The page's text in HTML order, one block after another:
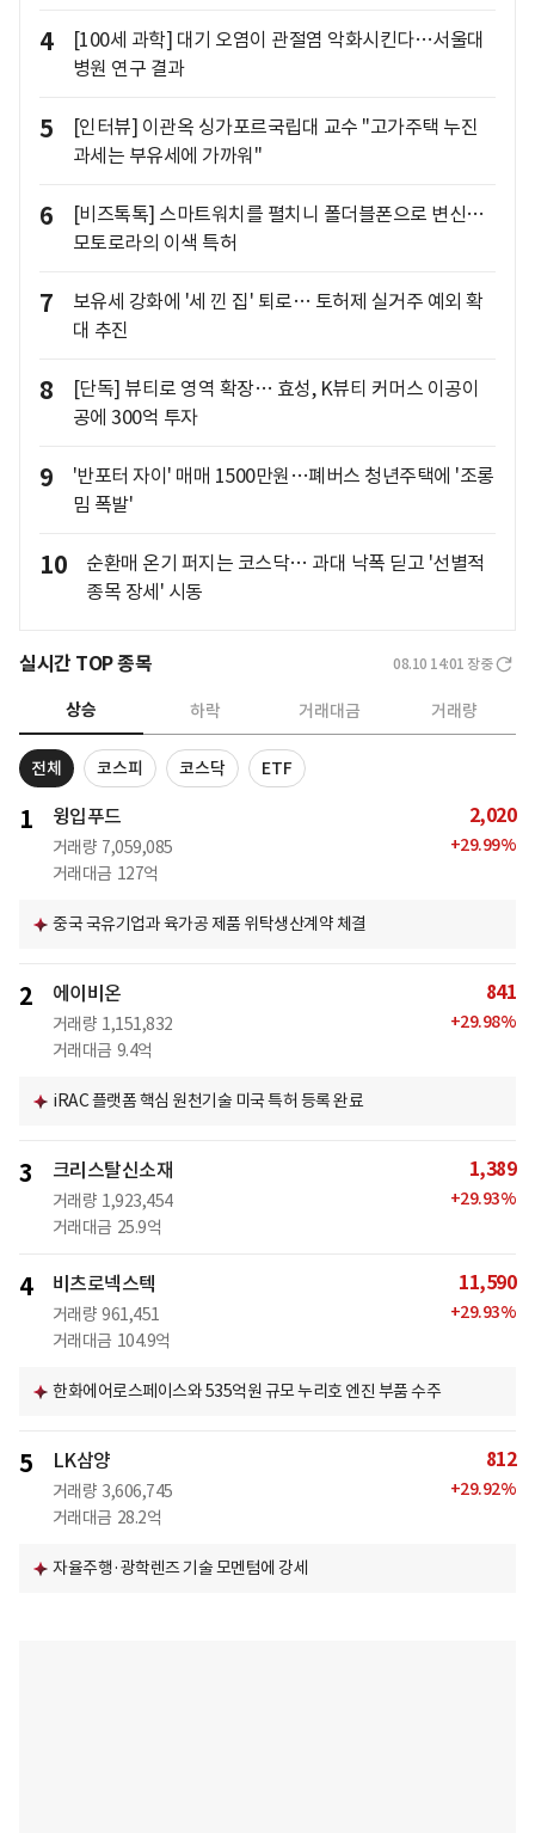
4
[100세 과학] 대기 오염이 관절염 악화시킨다…서울대
병원 연구 결과
5
[인터뷰] 이관옥 싱가포르국립대 교수 "고가주택 누진
과세는 부유세에 가까워"
6
[비즈톡톡] 스마트워치를 펼치니 폴더블폰으로 변신…
모토로라의 이색 특허
7
보유세 강화에 '세 낀 집' 퇴로… 토허제 실거주 예외 확
대 추진
8
[단독] 뷰티로 영역 확장… 효성, K뷰티 커머스 이공이
공에 300억 투자
9
'반포터 자이' 매매 1500만원…폐버스 청년주택에 '조롱
밈 폭발'
10
순환매 온기 퍼지는 코스닥… 과대 낙폭 딛고 '선별적
종목 장세' 시동
실시간 TOP 종목 08.10 14:01 장중
상승 하락 거래대금 거래량
전체 코스피 코스닥 ETF
1 윙입푸드
거래량 7,059,085
거래대금 127억
2,020
+29.99%
중국 국유기업과 육가공 제품 위탁생산계약 체결
2 에이비온
거래량 1,151,832
거래대금 9.4억
841
+29.98%
iRAC 플랫폼 핵심 원천기술 미국 특허 등록 완료
3 크리스탈신소재
거래량 1,923,454
거래대금 25.9억
1,389
+29.93%
4 비츠로넥스텍
거래량 961,451
거래대금 104.9억
11,590
+29.93%
한화에어로스페이스와 535억원 규모 누리호 엔진 부품 수주
5 LK삼양
거래량 3,606,745
거래대금 28.2억
812
+29.92%
자율주행·광학렌즈 기술 모멘텀에 강세